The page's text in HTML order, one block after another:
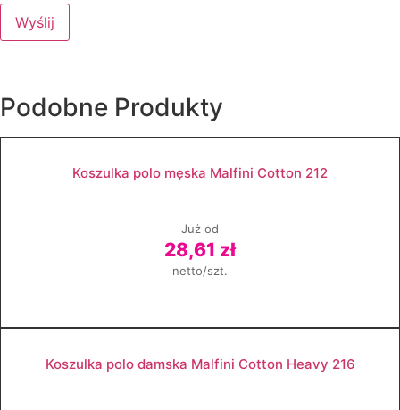
Podobne Produkty
Koszulka polo męska Malfini Cotton 212
Już od
28,61 zł
netto/szt.
Koszulka polo damska Malfini Cotton Heavy 216